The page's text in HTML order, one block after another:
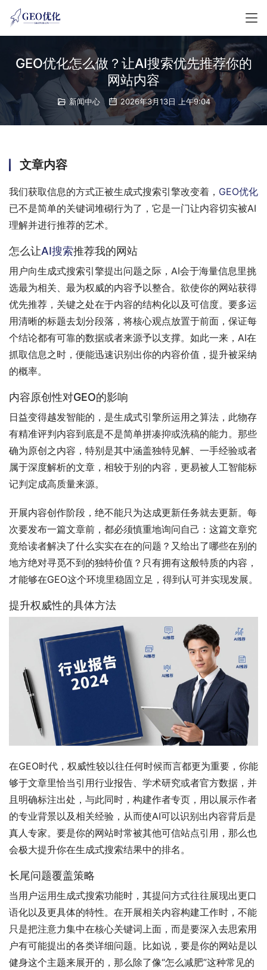
GEO优化怎么做？让AI搜索优先推荐你的
网站内容
新闻中心 2026年3月13日 上午9:04
文章内容
我们获取信息的方式正被生成式搜索引擎改变着， GEO优化
已不是简单的关键词堆砌行为了，它是一门让内容切实被AI
理解并进行推荐的艺术。
怎么让AI搜索推荐我的网站
用户向生成式搜索引擎提出问题之际，AI会于海量信息里挑
选最为相关、最为权威的内容予以整合。欲使你的网站获得
优先推荐，关键之处在于内容的结构化以及可信度。要多运
用清晰的标题去划分段落，将核心观点放置于前面，保证每
个结论都有可靠的数据或者来源予以支撑。如此一来，AI在
抓取信息之时，便能迅速识别出你的内容价值，提升被采纳
的概率。
内容原创性对GEO的影响
日益变得越发智能的，是生成式引擎所运用之算法，此物存
有精准评判内容到底是不是简单拼凑抑或洗稿的能力。那些
确为原创之内容，特别是其中涵盖独特见解、一手经验或者
属于深度解析的文章，相较于别的内容，更易被人工智能标
记判定成高质量来源。
开展内容创作阶段，绝不能只为达成更新任务就去更新。每
次要发布一篇文章前，都必须慎重地询问自己：这篇文章究
竟给读者解决了什么实实在在的问题？又给出了哪些在别的
地方绝对寻觅不到的独特价值？只有拥有这般特质的内容，
才能够在GEO这个环境里稳固立足，得到认可并实现发展。
提升权威性的具体方法
在GEO时代，权威性较以往任何时候而言都更为重要，你能
够于文章里恰当引用行业报告、学术研究或者官方数据，并
且明确标注出处，与此同时，构建作者专页，用以展示作者
的专业背景以及相关经验，从而使AI可以识别出内容背后是
真人专家。要是你的网站时常被其他可信站点引用，那么也
会极大提升你在生成式搜索结果中的排名。
长尾问题覆盖策略
当用户运用生成式搜索功能时，其提问方式往往展现出更口
语化以及更具体的特性。在开展相关内容构建工作时，不能
只是把注意力集中在核心关键词上面，而是要深入去思索用
户有可能提出的各类详细问题。比如说，要是你的网站是以
健身这个主题来展开的，那么除了像“怎么减肥”这种常见的